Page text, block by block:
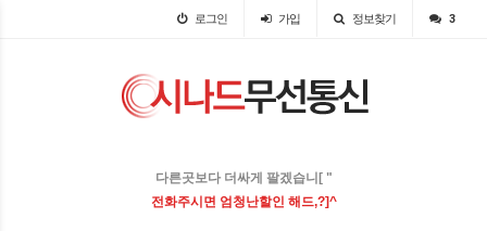
로그인 가입 정보찾기 3
다른곳보다 더싸게 팔겠습니다 .
전화주시면 엄청난할인 해드립니다!